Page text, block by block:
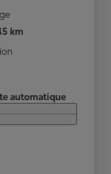
km
automatique